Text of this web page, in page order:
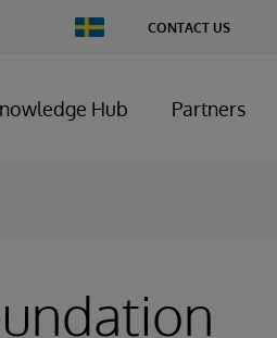
Change
Country
CONTACT US
Hub Partners